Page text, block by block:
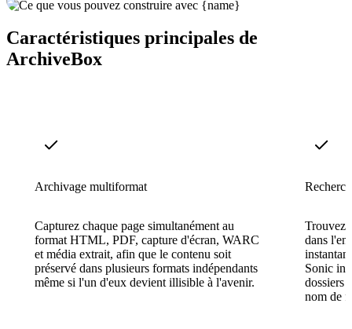
Caractéristiques principales de
ArchiveBox
Archivage multiformat
Capturez chaque page simultanément au
format HTML, PDF, capture d'écran, WARC
et média extrait, afin que le contenu soit
préservé dans plusieurs formats indépendants
même si l'un d'eux devient illisible à l'avenir.
Trouvez
dans
Sonic
dossiers
nom de